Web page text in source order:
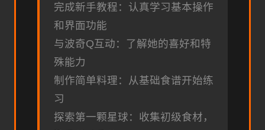
完成新手教程：认真学习基本操作
和界面功能
与波奇Q互动：了解她的喜好和特
殊能力
制作简单料理：从基础食谱开始练
习
探索第一颗星球：收集初级食材，